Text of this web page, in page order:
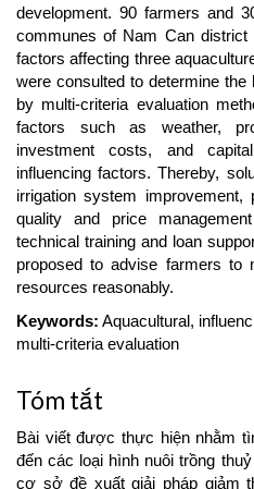
development. 90 farmers and
communes of Nam Can
factors affecting three
were consulted to determine
by multi-criteria evaluation
factors such as weather,
investment costs, and
influencing factors. Thereby,
irrigation system improvement,
quality and price
technical training and loan
proposed to advise farmers to
resources reasonably.
Keywords: Aquacultural,
multi-criteria evaluation
Tóm tắt
Bài viết được thực hiện nhằm
đến các loại hình nuôi trồng
cơ sở đề xuất giải pháp giảm